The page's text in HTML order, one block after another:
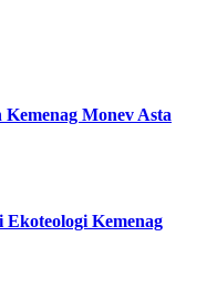
Monev Asta
Kemenag